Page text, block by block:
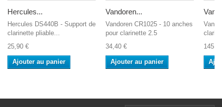
Hercules...
Hercules DS440B - Support de
clarinette pliable...
25,90 €
Ajouter au panier
Vandoren...
Vandoren CR1025 - 10 anches
pour clarinette 2.5
34,40 €
Ajouter au panier